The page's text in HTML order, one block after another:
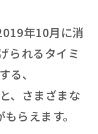
年10月に消
られるタイミ
る、
、さまざまな
らえます。